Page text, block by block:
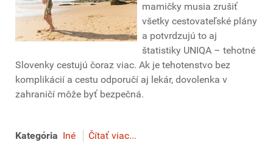
mamičky musia zrušiť
všetky cestovateľské plány
a potvrdzujú to aj
štatistiky UNIQA – tehotné
Slovenky cestujú čoraz viac. Ak je tehotenstvo bez
komplikácií a cestu odporučí aj lekár, dovolenka v
zahraničí môže byť bezpečná.
Kategória Iné Čítať viac...